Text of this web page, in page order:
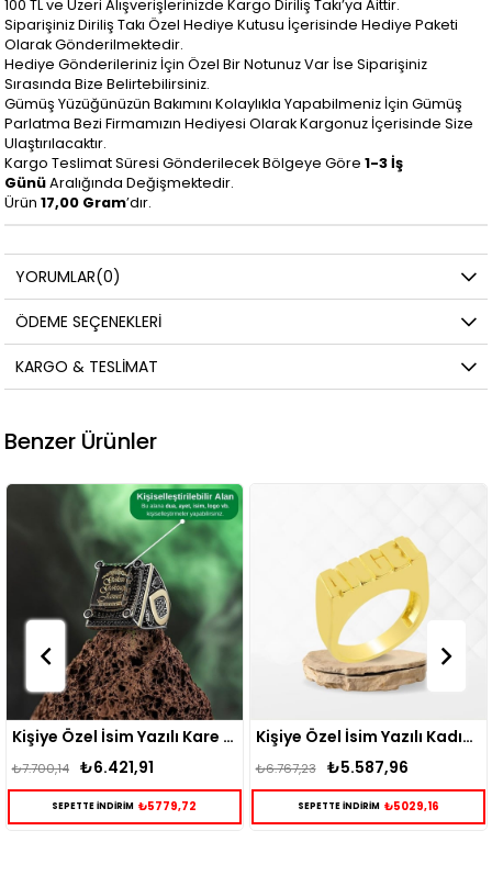
100 TL ve Üzeri Alışverişlerinizde Kargo Diriliş Takı’ya Aittir.
Siparişiniz Diriliş Takı Özel Hediye Kutusu İçerisinde Hediye Paketi
Olarak Gönderilmektedir.
Hediye Gönderileriniz İçin Özel Bir Notunuz Var İse Siparişiniz
Sırasında Bize Belirtebilirsiniz.
Gümüş Yüzüğünüzün Bakımını Kolaylıkla Yapabilmeniz İçin Gümüş
Parlatma Bezi Firmamızın Hediyesi Olarak Kargonuz İçerisinde Size
Ulaştırılacaktır.
Kargo Teslimat Süresi Gönderilecek Bölgeye Göre 1-3 İş
Günü Aralığında Değişmektedir.
Ürün 17,00 Gram’dır.
YORUMLAR(0)
ÖDEME SEÇENEKLERI
KARGO & TESLIMAT
Benzer Ürünler
Kişiye Özel İsim Yazılı Kare Gümüş Yüzük
₺6.421,91
SEPETTE İNDİRİM ₺5779,72
Kişiye Özel İsim Yazılı Kadın Gümüş Yüzük
₺5.587,96
₺6.767,23
SEPETTE İNDİRİM ₺5029,16